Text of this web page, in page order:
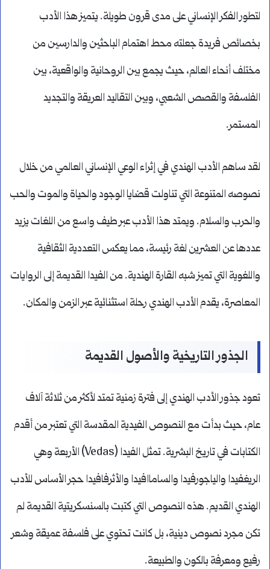
لتطور الفكر الإنساني على مدى قرون طويلة. يتميز هذا الأدب
بخصائص فريدة جعلته محط اهتمام الباحثين والدارسين من
مختلف أنحاء العالم، حيث يجمع بين الروحانية والواقعية، بين
الفلسفة والقصص الشعبي، وبين التقاليد العريقة والتجديد
المستمر.
لقد ساهم الأدب الهندي في إثراء الوعي الإنساني العالمي من خلال
نصوصه المتنوعة التي تناولت قضايا الوجود والحياة والموت والحب
والحرب والسلام. ويمتد هذا الأدب عبر طيف واسع من اللغات يزيد
عددها عن العشرين لغة رئيسة، مما يعكس التعددية الثقافية
واللغوية التي تميز شبه القارة الهندية. من الفيدا القديمة إلى الروايات
المعاصرة، يقدم الأدب الهندي رحلة استثنائية عبر الزمن والمكان.
الجذور التاريخية والأصول القديمة
تعود جذور الأدب الهندي إلى فترة زمنية تمتد لأكثر من ثلاثة آلاف
عام، حيث بدأت مع النصوص الفيدية المقدسة التي تعتبر من أقدم
الكتابات في تاريخ البشرية. تمثل الفيدا (Vedas) الأربعة وهي
الريغفيدا والياجورفيدا والساماافيدا والأثرفافيدا حجر الأساس للأدب
الهندي القديم. هذه النصوص التي كتبت بالسنسكريتية القديمة لم
تكن مجرد نصوص دينية، بل كانت تحتوي على فلسفة عميقة وشعر
رفيع ومعرفة بالكون والطبيعة.